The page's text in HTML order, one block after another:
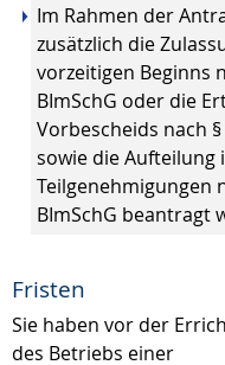
Im Rahmen der
zusätzlich die
vorzeitigen Beginns
BImSchG oder die
Vorbescheids nach §
sowie die Aufteilung
Teilgenehmigungen
BImSchG beantragt
Fristen
Sie haben vor der
des Betriebs einer